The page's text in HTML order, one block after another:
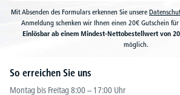
Mit Absenden des Formulars erkennen Sie unsere
Anmeldung schenken wir Ihnen einen 20€ Gutschein für
Einlösbar ab einem Mindest-Nettobestellwert von
möglich.
So erreichen Sie uns
Montag bis Freitag 8:00 – 17:00 Uhr